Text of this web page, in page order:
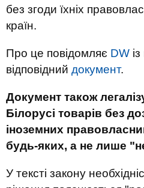
без згоди їхніх
країн.
Про це повідомляє DW
відповідний документ.
Документ також
Білорусі товарів без
іноземних
будь-яких, а не лише
У тексті закону